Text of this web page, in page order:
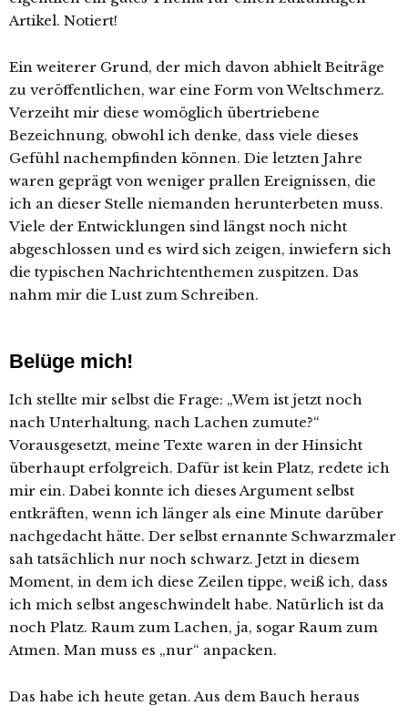
Artikel. Notiert!
Ein weiterer Grund, der mich davon abhielt Beiträge
zu veröffentlichen, war eine Form von Weltschmerz.
Verzeiht mir diese womöglich übertriebene
Bezeichnung, obwohl ich denke, dass viele dieses
Gefühl nachempfinden können. Die letzten Jahre
waren geprägt von weniger prallen Ereignissen, die
ich an dieser Stelle niemanden herunterbeten muss.
Viele der Entwicklungen sind längst noch nicht
abgeschlossen und es wird sich zeigen, inwiefern sich
die typischen Nachrichtenthemen zuspitzen. Das
nahm mir die Lust zum Schreiben.
Belüge mich!
Ich stellte mir selbst die Frage: „Wem ist jetzt noch
nach Unterhaltung, nach Lachen zumute?“
Vorausgesetzt, meine Texte waren in der Hinsicht
überhaupt erfolgreich. Dafür ist kein Platz, redete ich
mir ein. Dabei konnte ich dieses Argument selbst
entkräften, wenn ich länger als eine Minute darüber
nachgedacht hätte. Der selbst ernannte Schwarzmaler
sah tatsächlich nur noch schwarz. Jetzt in diesem
Moment, in dem ich diese Zeilen tippe, weiß ich, dass
ich mich selbst angeschwindelt habe. Natürlich ist da
noch Platz. Raum zum Lachen, ja, sogar Raum zum
Atmen. Man muss es „nur“ anpacken.
Das habe ich heute getan. Aus dem Bauch heraus